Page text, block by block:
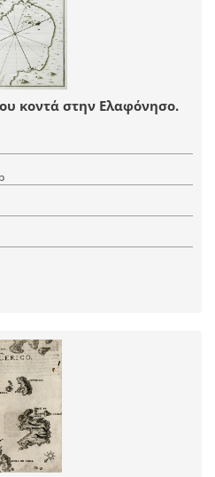
κοντά στην Ελαφόνησο.